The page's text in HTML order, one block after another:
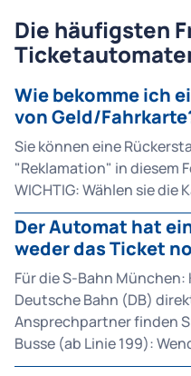
Die häufigsten
Wie bekomme ich
von Geld/
Sie können eine
"Reklamation" in diesem
WICHTIG: Wählen sie die
Der Automat hat
weder das Ticket
Was kann ich tun?
Für die S-Bahn
Deutsche Bahn (DB)
Ansprechpartner finden Sie
Busse (ab Linie 199):
Kundendienst des MVV. Für MVG-Busse, U-Bahn und